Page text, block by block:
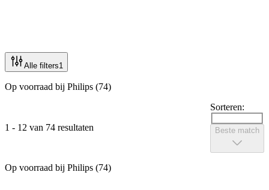
Alle filters1
Op voorraad bij Philips (74)
1 - 12 van 74 resultaten
Sorteren:
Beste match
Op voorraad bij Philips (74)